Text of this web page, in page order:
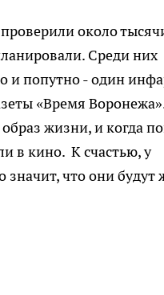
около
Среди них
и попутно - один
«Время
жизни, и когда
в кино. К счастью, у
что они будут